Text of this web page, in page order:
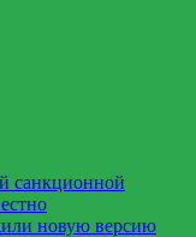
санкционной
новую версию